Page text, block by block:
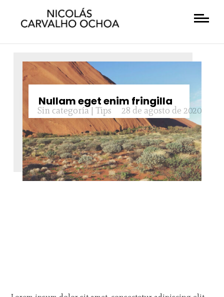
Nullam eget enim fringilla
28 de agosto de 2020
Sin categoría|Tips